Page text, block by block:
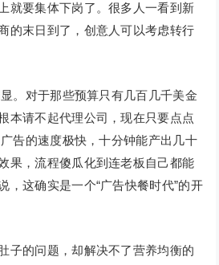
就要集体下岗了。很多人一看到新
的末日到了，创意人可以考虑转行
。对于那些预算只有几百几千美金
本请不起代理公司，现在只要点点
告的速度极快，十分钟能产出几十
果，流程傻瓜化到连老板自己都能
，这确实是一个“广告快餐时代”的开
子的问题，却解决不了营养均衡的